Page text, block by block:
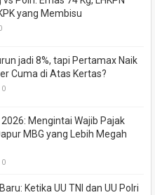
yang Membisu
jadi 8%, tapi Pertamax Naik
Cuma di Atas Kertas?
0
Mengintai Wajib Pajak
MBG yang Lebih Megah
0
Ketika UU TNI dan UU Polri